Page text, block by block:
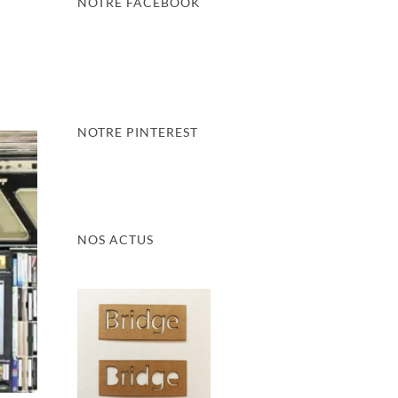
NOTRE PINTEREST
NOS ACTUS